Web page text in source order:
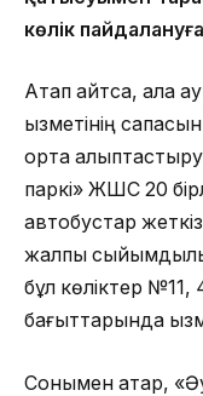
көлік
Атап айтсақ, қала
қызметінің
орта
паркі» ЖШС 20
автобустар
жалпы
бұл көліктер
бағыттарында
Сонымен қатар,